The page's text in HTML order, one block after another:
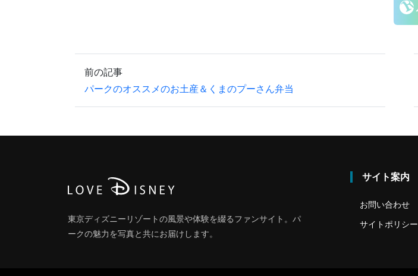
前の記事
パークのオススメのお土産＆くまのプーさん弁当
東京ディズニーリゾートの風景や体験を綴るファンサイト。パ
ークの魅力を写真と共にお届けします。
サイト案内
お問い合わせ
サイトポリシー